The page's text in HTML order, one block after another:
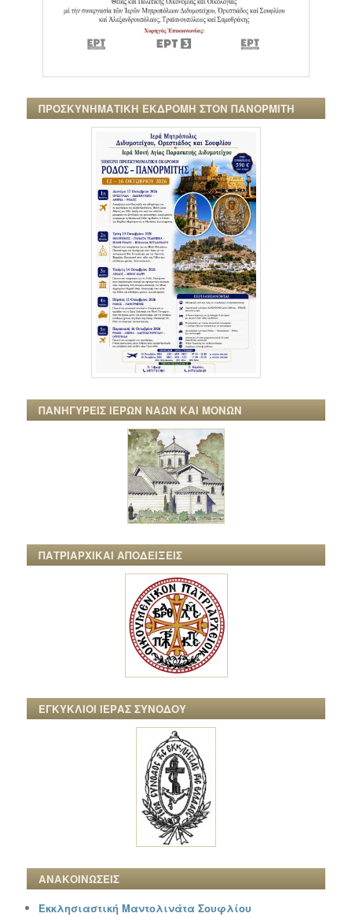
ΠΡΟΣΚΥΝΗΜΑΤΙΚΗ ΕΚΔΡΟΜΗ ΣΤΟΝ ΠΑΝΟΡΜΙΤΗ
ΠΑΝΗΓΥΡΕΙΣ ΙΕΡΩΝ ΝΑΩΝ ΚΑΙ ΜΟΝΩΝ
ΠΑΤΡΙΑΡΧΙΚΑΙ ΑΠΟΔΕΙΞΕΙΣ
ΕΓΚΥΚΛΙΟΙ ΙΕΡΑΣ ΣΥΝΟΔΟΥ
ΑΝΑΚΟΙΝΩΣΕΙΣ
Εκκλησιαστική Μαντολινάτα Σουφλίου